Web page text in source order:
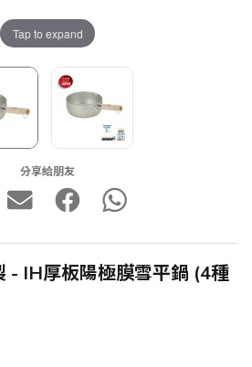
Tap to expand
分享給朋友
- IH厚板陽極膜雪平鍋 (4種